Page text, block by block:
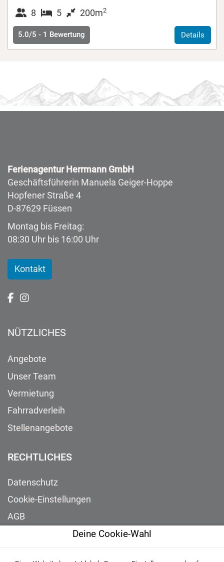
8 5 200m2
Details
5.0/5 - 1 Bewertung
Ferienagentur Herrmann GmbH
Geschäftsführerin Manuela Geiger-Hoppe
Hopfener Straße 4
D-87629 Füssen
Montag bis Freitag:
08:30 Uhr bis 16:00 Uhr
Kontakt
NÜTZLICHES
Angebote
Unser Team
Vermietung
Fahrradverleih
Stellenangebote
RECHTLICHES
Datenschutz
Cookie-Einstellungen
AGB
Deine Cookie-Wahl